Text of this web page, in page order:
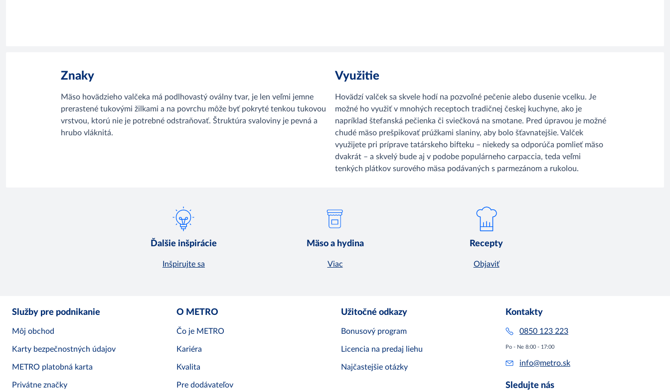
Znaky
Mäso hovädzieho valčeka má podlhovastý oválny tvar, je len veľmi jemne
prerastené tukovými žilkami a na povrchu môže byť pokryté tenkou tukovou
vrstvou, ktorú nie je potrebné odstraňovať. Štruktúra svaloviny je pevná a
hrubo vláknitá.
Využitie
Hovädzí valček sa skvele hodí na pozvoľné pečenie alebo dusenie vcelku. Je
možné ho využiť v mnohých receptoch tradičnej českej kuchyne, ako je
napríklad štefanská pečienka či sviečková na smotane. Pred úpravou je možné
chudé mäso prešpikovať prúžkami slaniny, aby bolo šťavnatejšie. Valček
využijete pri príprave tatárskeho bifteku – niekedy sa odporúča pomlieť mäso
dvakrát – a skvelý bude aj v podobe populárneho carpaccia, teda veľmi
tenkých plátkov surového mäsa podávaných s parmezánom a rukolou.
Ďalšie inšpirácie
Inšpirujte sa
Mäso a hydina
Viac
Recepty
Objaviť
Služby pre podnikanie
Môj obchod
Karty bezpečnostných údajov
METRO platobná karta
Privátne značky
O METRO
Čo je METRO
Kariéra
Kvalita
Pre dodávateľov
Užitočné odkazy
Bonusový program
Licencia na predaj liehu
Najčastejšie otázky
Kontakty
0850 123 223
Po - Ne 8:00 - 17:00
info@metro.sk
Sledujte nás